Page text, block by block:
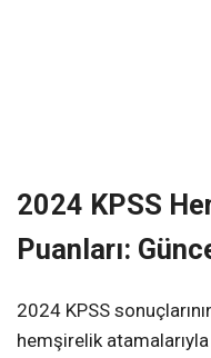
2024 KPSS
Puanları:
2024 KPSS
hemşirelik